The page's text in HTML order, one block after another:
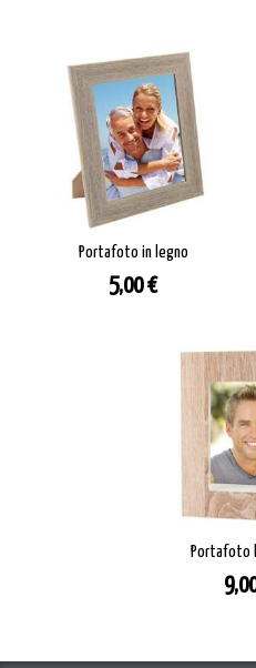
Portafoto in legno
Prezzo
5,00 €
Portafoto